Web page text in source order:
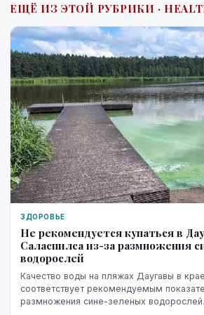
ЕЩЁ ИЗ ЭТОЙ РУБРИКИ ·
ЗДОРОВЬЕ
Не рекомендуется купаться в
Саласпилса из-за размножения
водорослей
Качество воды на пляжах Даугавы в
соответствует рекомендуемым
размножения сине-зеленых водорослей.